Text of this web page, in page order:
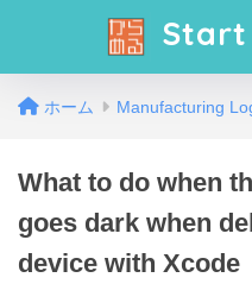
Start
ホーム Manufacturing
What to do when
goes dark when
device with Xcode